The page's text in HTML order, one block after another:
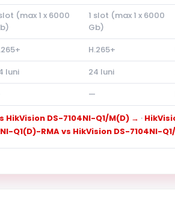
(max 1 x 6000
1 slot (max 1 x 6000
Gb)
H.265+
luni 24 luni
—
HikVision DS-7104NI-Q1/M(D) → ·
Q1(D)-RMA vs HikVision DS-7104NI-